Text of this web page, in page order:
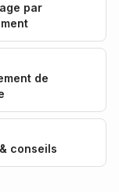
par
de
conseils